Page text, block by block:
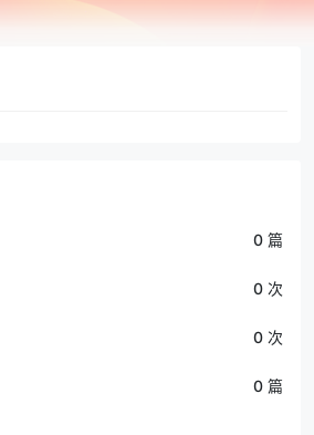
0 篇
0 次
0 次
0 篇